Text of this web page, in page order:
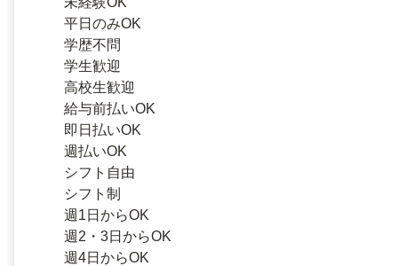
平日のみOK
学歴不問
学生歓迎
高校生歓迎
給与前払いOK
即日払いOK
週払いOK
シフト自由
シフト制
週1日からOK
週2・3日からOK
週4日からOK